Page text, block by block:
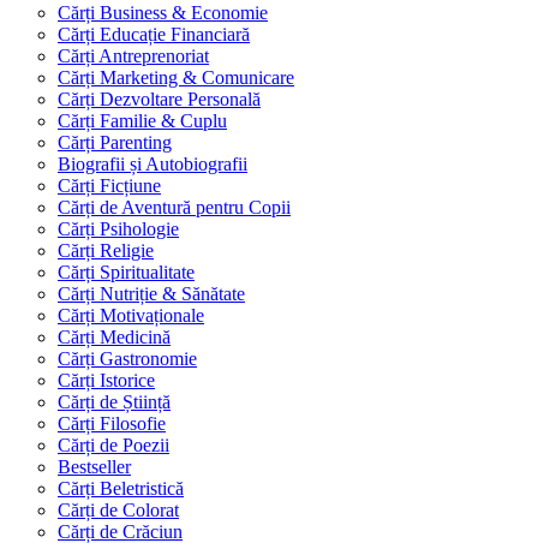
Cărți Business & Economie
Cărți Educație Financiară
Cărți Antreprenoriat
Cărți Marketing & Comunicare
Cărți Dezvoltare Personală
Cărți Familie & Cuplu
Cărți Parenting
Biografii și Autobiografii
Cărți Ficțiune
Cărți de Aventură pentru Copii
Cărți Psihologie
Cărți Religie
Cărți Spiritualitate
Cărți Nutriție & Sănătate
Cărți Motivaționale
Cărți Medicină
Cărți Gastronomie
Cărți Istorice
Cărți de Știință
Cărți Filosofie
Cărți de Poezii
Bestseller
Cărți Beletristică
Cărți de Colorat
Cărți de Crăciun